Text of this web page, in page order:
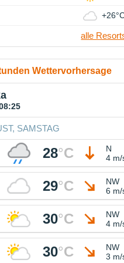
alle
Wettervorhersage
SAMSTAG
28°C
N
4 m/
29°C
NW
6 m/
30°C
NW
4 m/
30°C
NW
3 m/